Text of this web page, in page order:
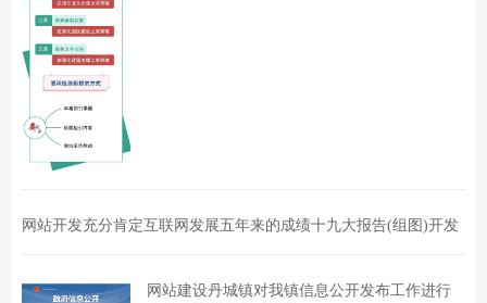
网站开发充分肯定互联网发展五年来的成绩十九大报告(组图)开发
网站建设丹城镇对我镇信息公开发布工作进行